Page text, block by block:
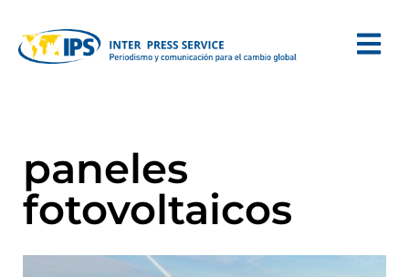
paneles
fotovoltaicos